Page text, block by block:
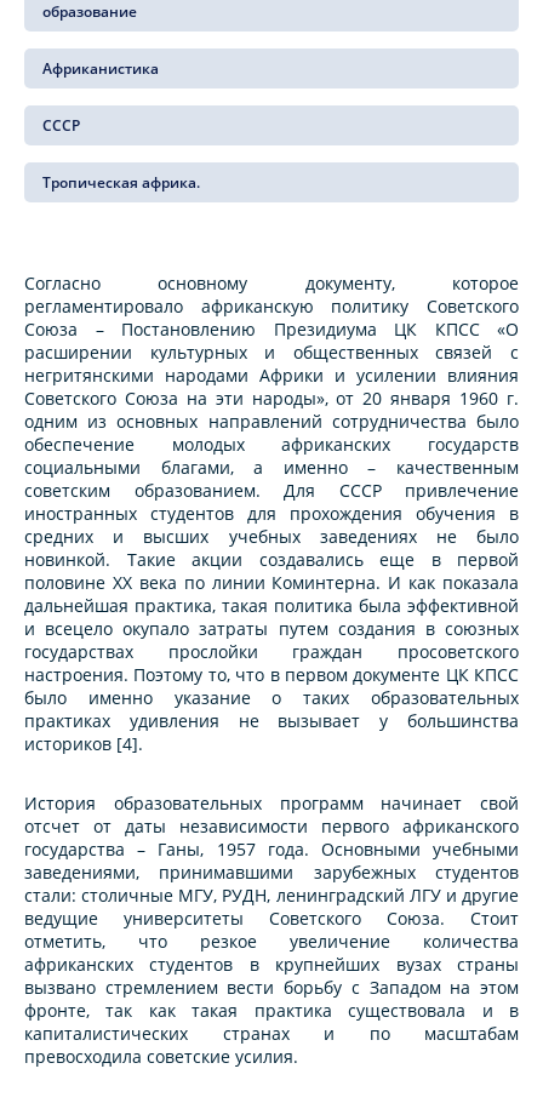
образование
Африканистика
СССР
Тропическая африка.
Согласно основному документу, которое
регламентировало африканскую политику Советского
Союза – Постановлению Президиума ЦК КПСС «О
расширении культурных и общественных связей с
негритянскими народами Африки и усилении влияния
Советского Союза на эти народы», от 20 января 1960 г.
одним из основных направлений сотрудничества было
обеспечение молодых африканских государств
социальными благами, а именно – качественным
советским образованием. Для СССР привлечение
иностранных студентов для прохождения обучения в
средних и высших учебных заведениях не было
новинкой. Такие акции создавались еще в первой
половине XX века по линии Коминтерна. И как показала
дальнейшая практика, такая политика была эффективной
и всецело окупало затраты путем создания в союзных
государствах прослойки граждан просоветского
настроения. Поэтому то, что в первом документе ЦК КПСС
было именно указание о таких образовательных
практиках удивления не вызывает у большинства
историков [4].
История образовательных программ начинает свой
отсчет от даты независимости первого африканского
государства – Ганы, 1957 года. Основными учебными
заведениями, принимавшими зарубежных студентов
стали: столичные МГУ, РУДН, ленинградский ЛГУ и другие
ведущие университеты Советского Союза. Стоит
отметить, что резкое увеличение количества
африканских студентов в крупнейших вузах страны
вызвано стремлением вести борьбу с Западом на этом
фронте, так как такая практика существовала и в
капиталистических странах и по масштабам
превосходила советские усилия.